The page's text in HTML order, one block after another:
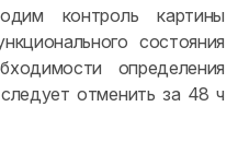
контроль картины
состояния
определения
отменить за 48 ч